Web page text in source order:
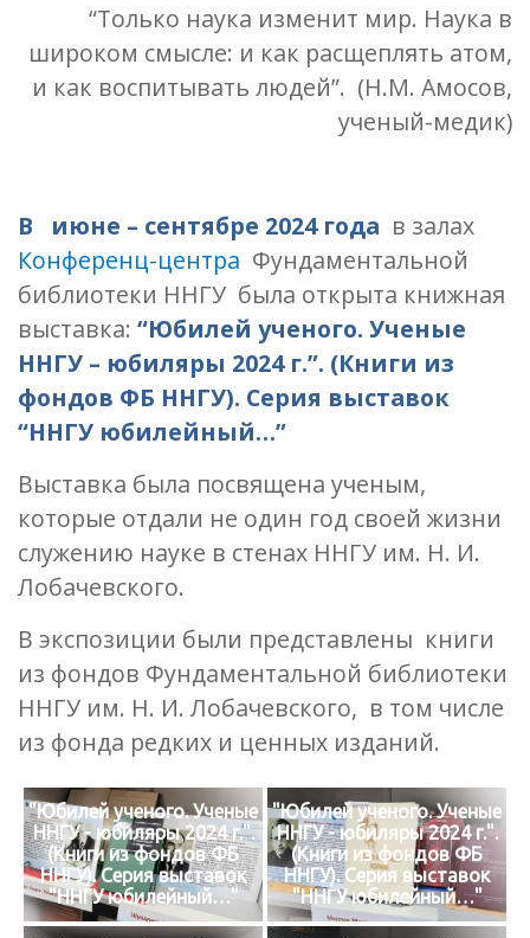
“Только наука изменит мир. Наука в
широком смысле: и как расщеплять атом,
и как воспитывать людей”. (Н.М. Амосов,
ученый-медик)
В июне – сентябре 2024 года в залах
Конференц-центра Фундаментальной
библиотеки ННГУ была открыта книжная
выставка: “Юбилей ученого. Ученые
ННГУ – юбиляры 2024 г.”. (Книги из
фондов ФБ ННГУ). Серия выставок
“ННГУ юбилейный…”
Выставка была посвящена ученым,
которые отдали не один год своей жизни
служению науке в стенах ННГУ им. Н. И.
Лобачевского.
В экспозиции были представлены книги
из фондов Фундаментальной библиотеки
ННГУ им. Н. И. Лобачевского, в том числе
из фонда редких и ценных изданий.
"Юбилей ученого. Ученые
ННГУ - юбиляры 2024 г.".
(Книги из фондов ФБ
ННГУ). Серия выставок
"ННГУ юбилейный…"
"Юбилей ученого. Ученые
ННГУ - юбиляры 2024 г.".
(Книги из фондов ФБ
ННГУ). Серия выставок
"ННГУ юбилейный…"